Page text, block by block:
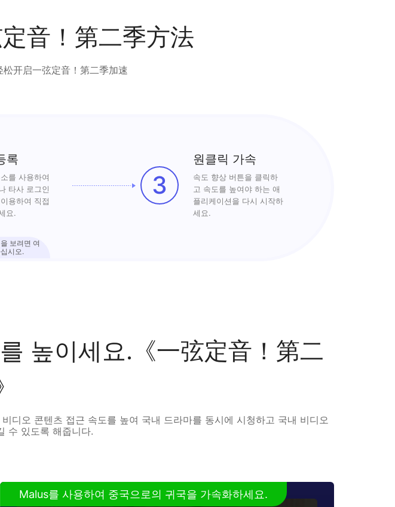
音！第二季方法
开启一弦定音！第二季加速
록
를 사용하여
타사 로그인
용하여 직접
요.
3
원클릭 가속
속도 향상 버튼을 클릭하
고 속도를 높여야 하는 애
플리케이션을 다시 시작하
세요.
보려면 여
시오.
높이세요.《一弦定音！第二
오 콘텐츠 접근 속도를 높여 국내 드라마를 동시에 시청하고 국내 비디오
수 있도록 해줍니다.
Malus를 사용하여 중국으로의 귀국을 가속화하세요.